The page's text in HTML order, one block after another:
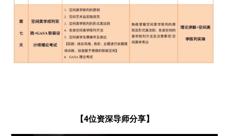
【4位资深导师分享】